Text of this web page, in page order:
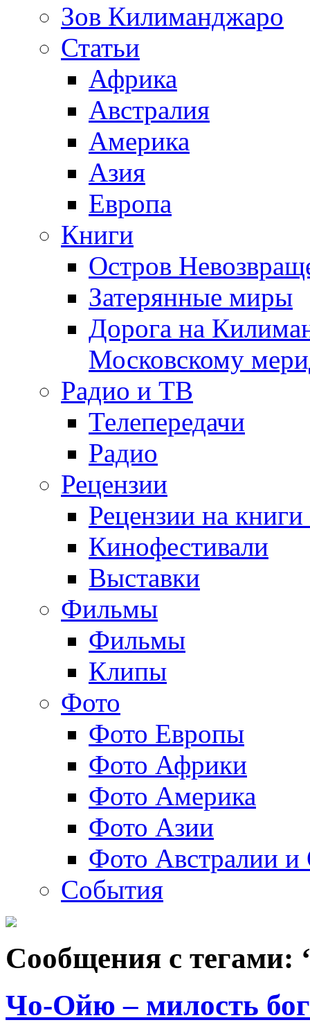
Зов Килиманджаро
Статьи
Африка
Австралия
Америка
Азия
Европа
Книги
Остров
Затерянные миры
Дорога на
Московскому
Радио и ТВ
Телепередачи
Радио
Рецензии
Рецензии на
Кинофестивали
Выставки
Фильмы
Фильмы
Клипы
Фото
Фото Европы
Фото Африки
Фото Америка
Фото Азии
Фото Австралии и
События
Сообщения с тегами:
Чо-Ойю – милость